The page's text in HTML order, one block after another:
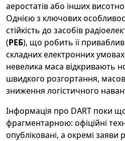
аеростатів або інших
Однією з ключових
стійкість до засобів
(РЕБ), що робить її
складних електронних
невелика маса відкривають
швидкого розгортання,
зниження логістичного
Інформація про DART поки
фрагментарною: офіційні
опубліковані, а окремі заяви